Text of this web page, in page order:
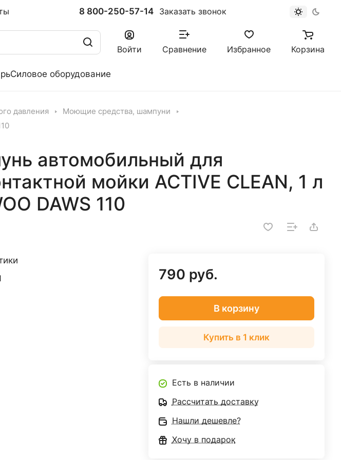
8 800-250-57-14 Заказать звонок
Войти Сравнение Избранное Корзина
Силовое оборудование
давления
Моющие средства, шампуни
автомобильный для
мойки ACTIVE CLEAN, 1 л
DAWS 110
790 руб.
В корзину
Купить в 1 клик
Есть в наличии
Рассчитать доставку
Нашли дешевле?
Хочу в подарок